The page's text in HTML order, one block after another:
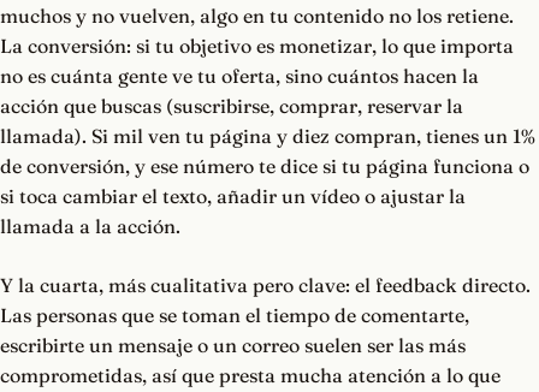
muchos y no vuelven, algo en tu contenido no los retiene.
La conversión: si tu objetivo es monetizar, lo que importa
no es cuánta gente ve tu oferta, sino cuántos hacen la
acción que buscas (suscribirse, comprar, reservar la
llamada). Si mil ven tu página y diez compran, tienes un 1%
de conversión, y ese número te dice si tu página funciona o
si toca cambiar el texto, añadir un vídeo o ajustar la
llamada a la acción.
Y la cuarta, más cualitativa pero clave: el feedback directo.
Las personas que se toman el tiempo de comentarte,
escribirte un mensaje o un correo suelen ser las más
comprometidas, así que presta mucha atención a lo que